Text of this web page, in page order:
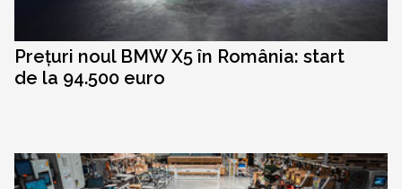
Prețuri noul BMW X5 în România: start
de la 94.500 euro